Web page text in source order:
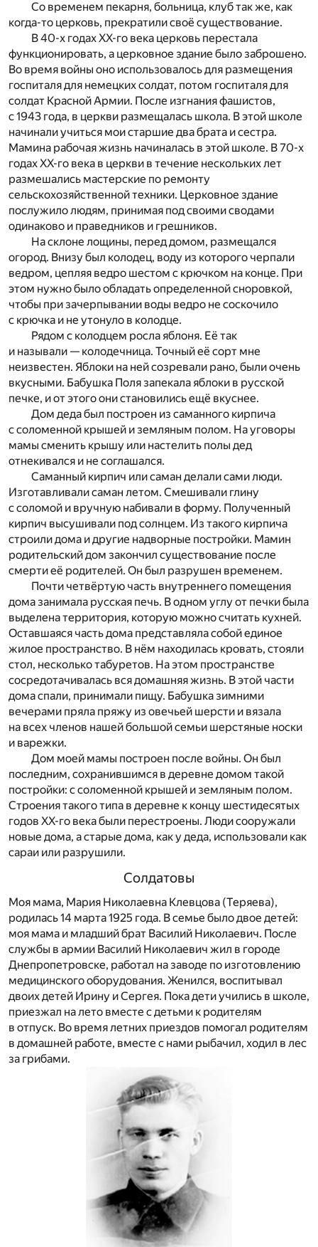
Со временем пекарня, больница, клуб так же, как
когда-то церковь, прекратили своё существование.
В 40-х годах ХХ-го века церковь перестала
функционировать, а церковное здание было заброшено.
Во время войны оно использовалось для размещения
госпиталя для немецких солдат, потом госпиталя для
солдат Красной Армии. После изгнания фашистов,
с 1943 года, в церкви размещалась школа. В этой школе
начинали учиться мои старшие два брата и сестра.
Мамина рабочая жизнь начиналась в этой школе. В 70-х
годах ХХ-го века в церкви в течение нескольких лет
размешались мастерские по ремонту
сельскохозяйственной техники. Церковное здание
послужило людям, принимая под своими сводами
одинаково и праведников и грешников.
На склоне лощины, перед домом, размещался
огород. Внизу был колодец, воду из которого черпали
ведром, цепляя ведро шестом с крючком на конце. При
этом нужно было обладать определенной сноровкой,
чтобы при зачерпывании воды ведро не соскочило
с крючка и не утонуло в колодце.
Рядом с колодцем росла яблоня. Её так
и называли — колодечница. Точный её сорт мне
неизвестен. Яблоки на ней созревали рано, были очень
вкусными. Бабушка Поля запекала яблоки в русской
печке, и от этого они становились ещё вкуснее.
Дом деда был построен из саманного кирпича
с соломенной крышей и земляным полом. На уговоры
мамы сменить крышу или настелить полы дед
отнекивался и не соглашался.
Саманный кирпич или саман делали сами люди.
Изготавливали саман летом. Смешивали глину
с соломой и вручную набивали в форму. Полученный
кирпич высушивали под солнцем. Из такого кирпича
строили дома и другие надворные постройки. Мамин
родительский дом закончил существование после
смерти её родителей. Он был разрушен временем.
Почти четвёртую часть внутреннего помещения
дома занимала русская печь. В одном углу от печки была
выделена территория, которую можно считать кухней.
Оставшаяся часть дома представляла собой единое
жилое пространство. В нём находилась кровать, стояли
стол, несколько табуретов. На этом пространстве
сосредотачивалась вся домашняя жизнь. В этой части
дома спали, принимали пищу. Бабушка зимними
вечерами пряла пряжу из овечьей шерсти и вязала
на всех членов нашей большой семьи шерстяные носки
и варежки.
Дом моей мамы построен после войны. Он был
последним, сохранившимся в деревне домом такой
постройки: с соломенной крышей и земляным полом.
Строения такого типа в деревне к концу шестидесятых
годов ХХ-го века были перестроены. Люди сооружали
новые дома, а старые дома, как у деда, использовали как
сараи или разрушили.
Солдатовы
Моя мама, Мария Николаевна Клевцова (Теряева),
родилась 14 марта 1925 года. В семье было двое детей:
моя мама и младший брат Василий Николаевич. После
службы в армии Василий Николаевич жил в городе
Днепропетровске, работал на заводе по изготовлению
медицинского оборудования. Женился, воспитывал
двоих детей Ирину и Сергея. Пока дети учились в школе,
приезжал на лето вместе с детьми к родителям
в отпуск. Во время летних приездов помогал родителям
в домашней работе, вместе с нами рыбачил, ходил в лес
за грибами.